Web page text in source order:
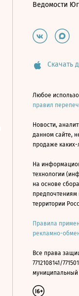
Ведомости Юг
Скачать
Любое
правил
Новости,
данном сайте,
продаже каких-
На
технологии
на основе
предпочтениям
территории
Правила
рекламно-
Все права
7712108141/
муниципальный